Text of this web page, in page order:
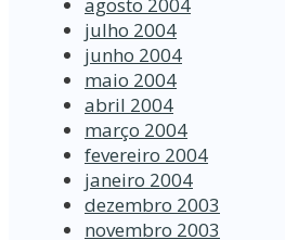
julho 2004
junho 2004
maio 2004
abril 2004
março 2004
fevereiro 2004
janeiro 2004
dezembro 2003
novembro 2003